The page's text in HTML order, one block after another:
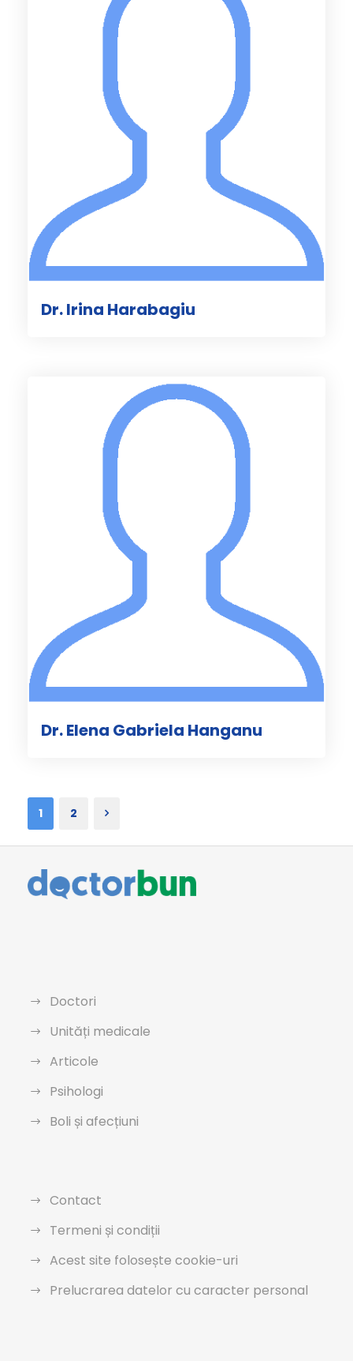
Dr. Irina Harabagiu
Dr. Elena Gabriela Hanganu
1 2
Doctori
Unități medicale
Articole
Psihologi
Boli și afecțiuni
Contact
Termeni și condiții
Acest site folosește cookie-uri
Prelucrarea datelor cu caracter personal